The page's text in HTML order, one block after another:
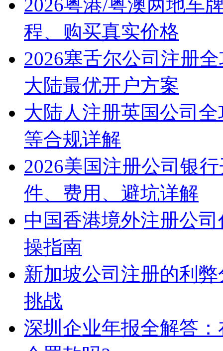
2026粤港/粤澳两地车
程、购买真实价格
2026塞舌尔公司注册
大陆最优开户方案
大陆人注册英国公司
等合规详解
2026美国注册公司银
件、费用、避坑详解
中国香港境外注册公
操指南
新加坡公司注册的利
挑战
深圳企业年报全解答